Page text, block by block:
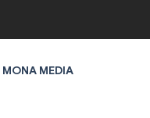
MONA MEDIA